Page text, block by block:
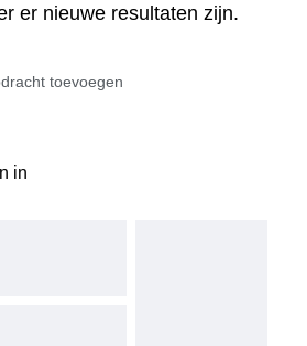
er nieuwe resultaten zijn.
in